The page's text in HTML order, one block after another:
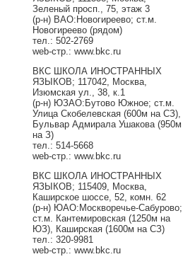
Зеленый просп., 75, этаж 3
(р-н) ВАО:Новогиреево; ст.м.
Новогиреево (рядом)
тел.: 502-2769
web-стр.: www.bkc.ru
ВКС ШКОЛА ИНОСТРАННЫХ
ЯЗЫКОВ; 117042, Москва,
Изюмская ул., 38, к.1
(р-н) ЮЗАО:Бутово Южное; ст.м.
Улица Скобелевская (600м на СЗ),
Бульвар Адмирала Ушакова (950м
на З)
тел.: 514-5668
web-стр.: www.bkc.ru
ВКС ШКОЛА ИНОСТРАННЫХ
ЯЗЫКОВ; 115409, Москва,
Каширское шоссе, 52, комн. 62
(р-н) ЮАО:Москворечье-Сабурово;
ст.м. Кантемировская (1250м на
ЮЗ), Каширская (1600м на СЗ)
тел.: 320-9981
web-стр.: www.bkc.ru